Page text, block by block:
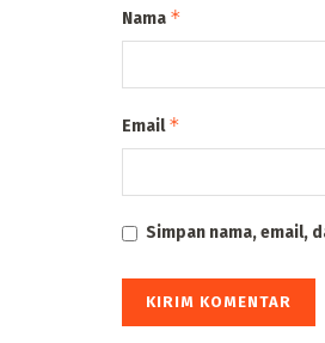
Nama *
Email*
Simpan nama, email,